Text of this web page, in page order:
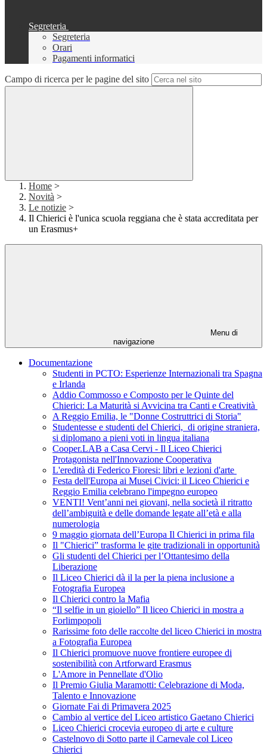
Segreteria
Segreteria
Orari
Pagamenti informatici
Campo di ricerca per le pagine del sito
Home >
Novità >
Le notizie >
Il Chierici è l'unica scuola reggiana che è stata accreditata per
un Erasmus+
Menu di
navigazione
Documentazione
Studenti in PCTO: Esperienze Internazionali tra Spagna
e Irlanda
Addio Commosso e Composto per le Quinte del
Chierici: La Maturità si Avvicina tra Canti e Creatività
A Reggio Emilia, le "Donne Costruttrici di Storia"
Studentesse e studenti del Chierici, di origine straniera,
si diplomano a pieni voti in lingua italiana
Cooper.LAB a Casa Cervi - Il Liceo Chierici
Protagonista nell'Innovazione Cooperativa
L'eredità di Federico Fioresi: libri e lezioni d'arte
Festa dell'Europa ai Musei Civici: il Liceo Chierici e
Reggio Emilia celebrano l'impegno europeo
VENTI! Vent’anni nei giovani, nella società il ritratto
dell’ambiguità e delle domande legate all’età e alla
numerologia
9 maggio giornata dell’Europa Il Chierici in prima fila
Il "Chierici” trasforma le gite tradizionali in opportunità
Gli studenti del Chierici per l’Ottantesimo della
Liberazione
Il Liceo Chierici dà il la per la piena inclusione a
Fotografia Europea
Il Chierici contro la Mafia
“Il selfie in un gioiello” Il liceo Chierici in mostra a
Forlimpopoli
Rarissime foto delle raccolte del liceo Chierici in mostra
a Fotografia Europea
Il Chierici promuove nuove frontiere europee di
sostenibilità con Artforward Erasmus
L'Amore in Pennellate d'Olio
Il Premio Giulia Maramotti: Celebrazione di Moda,
Talento e Innovazione
Giornate Fai di Primavera 2025
Cambio al vertice del Liceo artistico Gaetano Chierici
Liceo Chierici crocevia europeo di arte e culture
Castelnovo di Sotto parte il Carnevale col Liceo
Chierici